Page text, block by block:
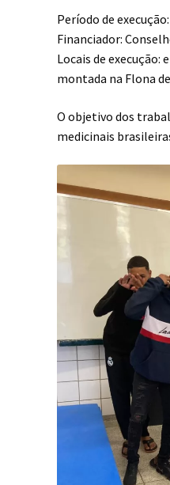
Período de
Financiador:
Locais de
montada na Flona
O objetivo dos
medicinais